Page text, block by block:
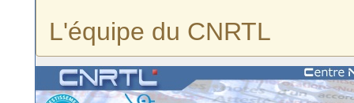
L'équipe du CNRTL